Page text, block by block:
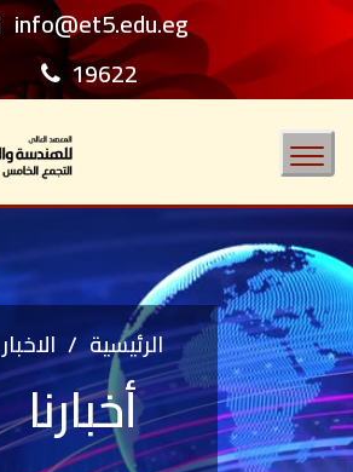
info@et5.edu.eg
19622
Toggle
navigation
الرئيسية / الاخبار
أخبارنا